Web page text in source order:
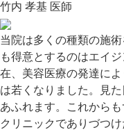
竹内 孝基 医師
当院は多くの種類の施
も得意とするのはエイ
在、美容医療の発達に
は若くなりました。見
あふれます。これから
クリニックでありづつけ